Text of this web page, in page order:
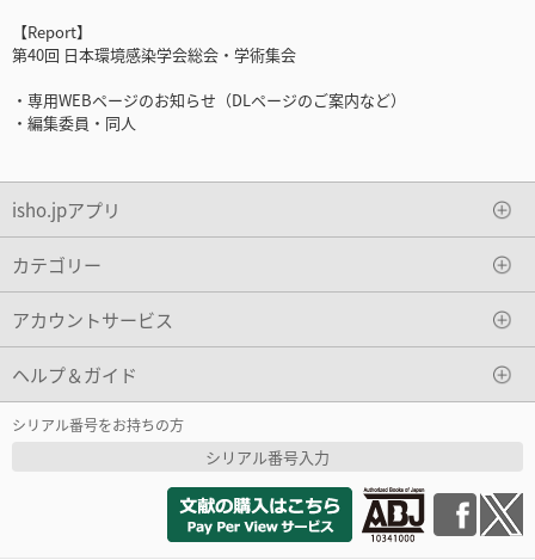
【Report】
第40回 日本環境感染学会総会・学術集会
・専用WEBページのお知らせ（DLページのご案内など）
・編集委員・同人
isho.jpアプリ
カテゴリー
アカウントサービス
ヘルプ＆ガイド
シリアル番号をお持ちの方
シリアル番号入力